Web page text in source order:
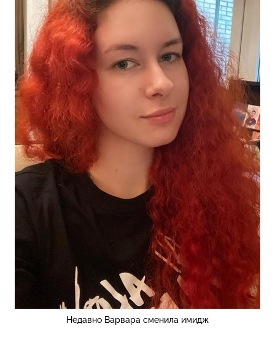
Недавно Варвара сменила имидж